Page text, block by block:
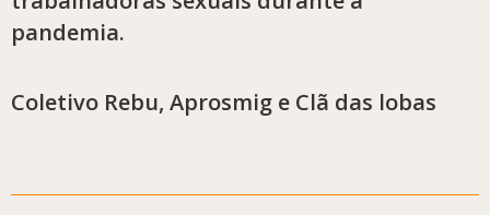
pandemia.
Coletivo Rebu, Aprosmig e Clã das lobas